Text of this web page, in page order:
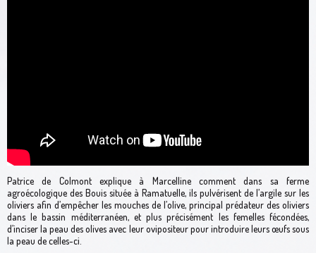
Patrice de Colmont explique à Marcelline comment dans sa ferme
agroécologique des Bouis située à Ramatuelle, ils pulvérisent de l’argile sur les
oliviers afin d’empêcher les mouches de l’olive, principal prédateur des oliviers
dans le bassin méditerranéen, et plus précisément les femelles fécondées,
d’inciser la peau des olives avec leur ovipositeur pour introduire leurs œufs sous
la peau de celles-ci.